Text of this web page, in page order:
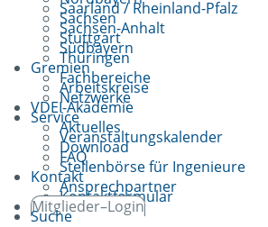
Saarland / Rheinland-Pfalz
Sachsen
Sachsen-Anhalt
Stuttgart
Südbayern
Thüringen
GremienFachbereiche
Arbeitskreise
Netzwerke
VDEI-Akademie
ServiceAktuelles
Veranstaltungskalender
Download
FAQ
Stellenbörse für Ingenieure
KontaktAnsprechpartner
Kontaktformular
Mitglieder–Login
Suche